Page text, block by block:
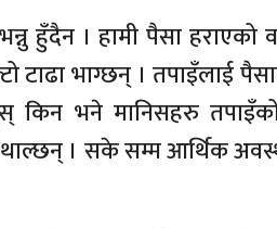
हुँदैन । हामी पैसा हराएको
टाढा भाग्छन् । तपाइँलाई
भने मानिसहरु
थाल्छन् । सके सम्म आर्थिक